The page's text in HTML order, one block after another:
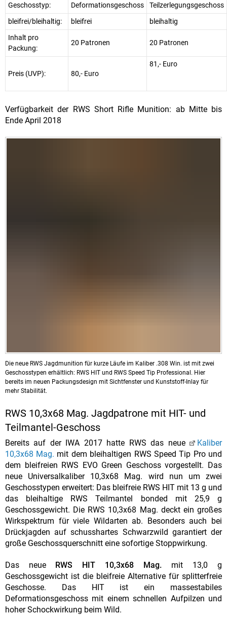
Geschosstyp: Deformationsgeschoss
Teilzerlegungsgeschoss
bleifrei/bleihaltig:
bleifrei
bleihaltig
Inhalt pro
Packung:
20 Patronen 20 Patronen
Preis (UVP): 80,- Euro
81,- Euro
Verfügbarkeit der RWS Short Rifle Munition: ab Mitte bis
Ende April 2018
Die neue RWS Jagdmunition für kurze Läufe im Kaliber .308 Win. ist mit zwei
Geschosstypen erhältlich: RWS HIT und RWS Speed Tip Professional. Hier
bereits im neuen Packungsdesign mit Sichtfenster und Kunststoff-Inlay für
mehr Stabilität.
RWS 10,3x68 Mag. Jagdpatrone mit HIT- und
Teilmantel-Geschoss
Bereits auf der IWA 2017 hatte RWS das neue
Kaliber
10,3x68 Mag. mit dem bleihaltigen RWS Speed Tip Pro und
dem bleifreien RWS EVO Green Geschoss vorgestellt. Das
neue Universalkaliber 10,3x68 Mag. wird nun um zwei
Geschosstypen erweitert: Das bleifreie RWS HIT mit 13 g und
das bleihaltige RWS Teilmantel bonded mit 25,9 g
Geschossgewicht. Die RWS 10,3x68 Mag. deckt ein großes
Wirkspektrum für viele Wildarten ab. Besonders auch bei
Drückjagden auf schusshartes Schwarzwild garantiert der
große Geschossquerschnitt eine sofortige Stoppwirkung.
Das neue RWS HIT 10,3x68 Mag. mit 13,0 g
Geschossgewicht ist die bleifreie Alternative für splitterfreie
Geschosse. Das HIT ist ein massestabiles
Deformationsgeschoss mit einem schnellen Aufpilzen und
hoher Schockwirkung beim Wild.